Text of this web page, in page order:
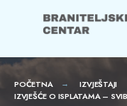
content
POČETNA
IZVJEŠTAJI
IZVJEŠĆE O ISPLATAMA –
for: